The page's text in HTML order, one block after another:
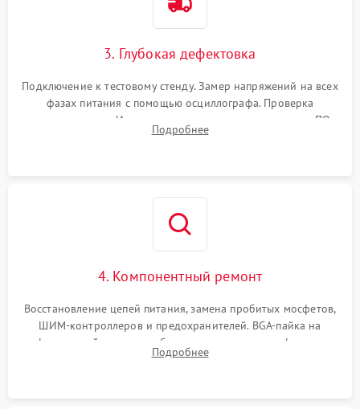
3. Глубокая дефектовка
Подключение к тестовому стенду. Замер напряжений на всех
фазах питания с помощью осциллографа. Проверка
инициализации. Использование специализированного ПО
MATS
Подробнее
4. Компонентный ремонт
Восстановление цепей питания, замена пробитых мосфетов,
ШИМ-контроллеров и предохранителей. BGA-пайка на
инфракрасной станции реболлинг или замена графического
чипа и дефектной памяти GDDR. Прошивка BIOS
Подробнее